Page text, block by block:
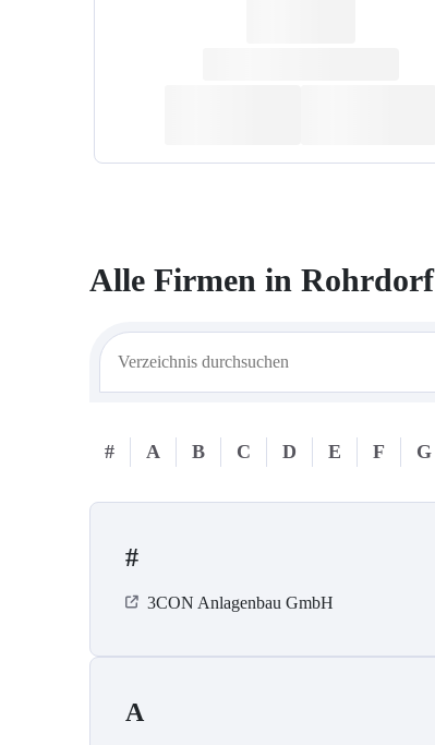
Alle Firmen in Rohrdorf
# A B C D E F G
#
3CON Anlagenbau GmbH
A